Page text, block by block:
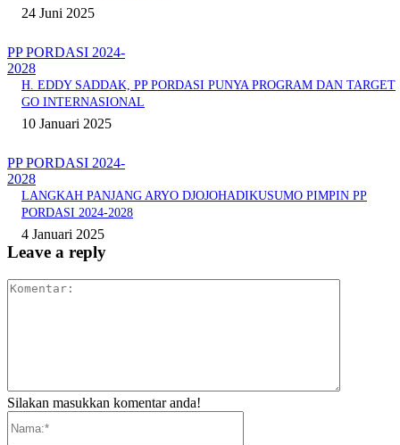
24 Juni 2025
PP PORDASI 2024-
2028
H. EDDY SADDAK, PP PORDASI PUNYA PROGRAM DAN TARGET
GO INTERNASIONAL
10 Januari 2025
PP PORDASI 2024-
2028
LANGKAH PANJANG ARYO DJOJOHADIKUSUMO PIMPIN PP
PORDASI 2024-2028
4 Januari 2025
Leave a reply
Silakan masukkan komentar anda!